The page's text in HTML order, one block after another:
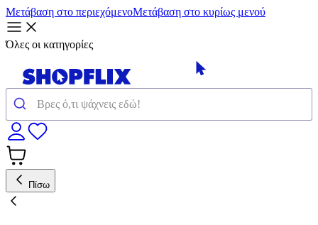
Μετάβαση στο περιεχόμενοΜετάβαση στο κυρίως μενού
Όλες οι κατηγορίες
Πίσω